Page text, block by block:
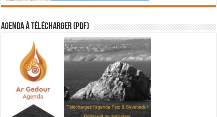
Agenda à télécharger (PDF)